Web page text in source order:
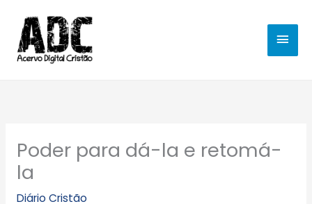
para
conteúdo
Poder para dá-la e retomá-
la
Diário Cristão